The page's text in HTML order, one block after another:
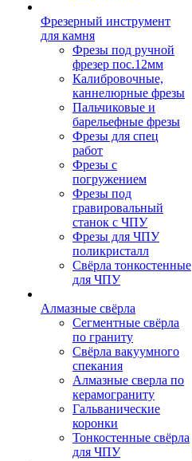
Фрезерный инструмент
для камня
Фрезы под ручной
фрезер пос.12мм
Калибровочные,
каннелюрные фрезы
Пальчиковые и
барельефные фрезы
Фрезы для спец
работ
Фрезы с
погружением
Фрезы под
гравировальный
станок с ЧПУ
Фрезы для ЧПУ
поликристалл
Свёрла тонкостенные
для ЧПУ
Алмазные свёрла
Сегментные свёрла
по граниту
Свёрла вакуумного
спекания
Алмазные сверла по
керамограниту
Гальванические
коронки
Тонкостенные свёрла
для ЧПУ